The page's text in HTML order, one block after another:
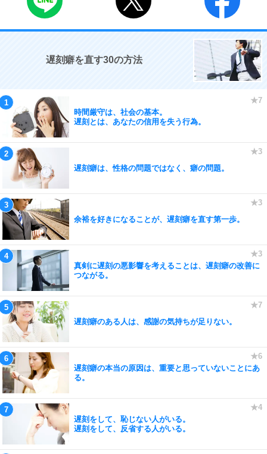
遅刻癖を直す30の方法
時間厳守は、社会の基本。
遅刻とは、あなたの信用を失う行為。
遅刻癖は、性格の問題ではなく、癖の問題。
余裕を好きになることが、遅刻癖を直す第一歩。
真剣に遅刻の悪影響を考えることは、遅刻癖の改善に
つながる。
遅刻癖のある人は、感謝の気持ちが足りない。
遅刻癖の本当の原因は、重要と思っていないことにあ
る。
遅刻をして、恥じない人がいる。
遅刻をして、反省する人がいる。